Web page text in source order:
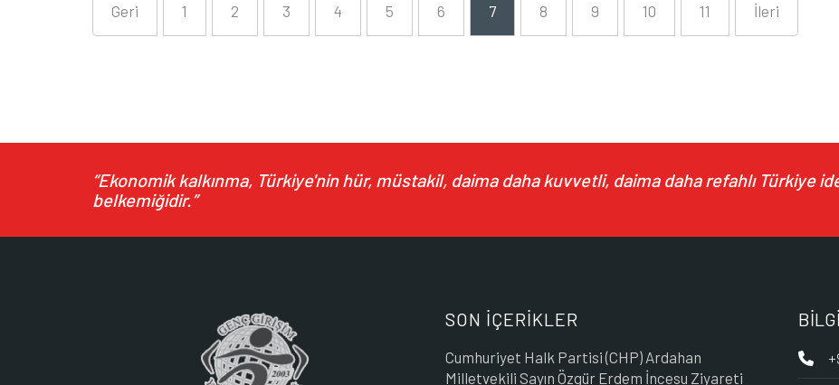
Geri 1 2 3 4 5 6 7 8 9 10 11 İleri
“Ekonomik kalkınma, Türkiye'nin hür, müstakil, daima daha kuvvetli, daima daha refahlı Türkiye
belkemiğidir.”
SON İÇERİKLER
Cumhuriyet Halk Partisi (CHP) Ardahan
Milletvekili Sayın Özgür Erdem İncesu Ziyareti